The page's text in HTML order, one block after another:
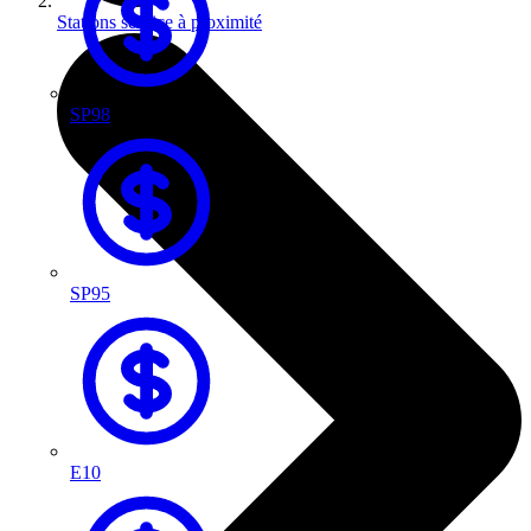
SP98
SP95
E10
Stations service à proximité